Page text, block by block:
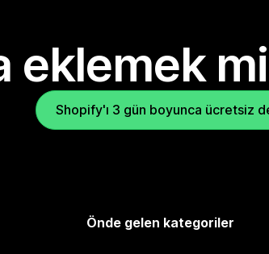
eklemek
Shopify'ı 3 gün boyunca ücretsiz
Önde gelen kategoriler